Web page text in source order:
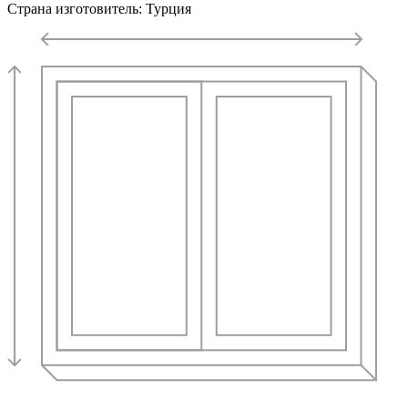
Страна изготовитель: Турция